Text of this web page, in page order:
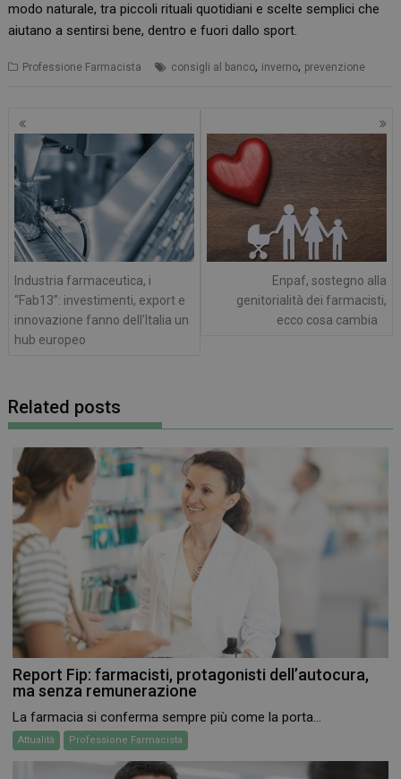
modo naturale, tra piccoli rituali quotidiani e scelte semplici che
aiutano a sentirsi bene, dentro e fuori dallo sport.
Professione Farmacista consigli al banco, inverno, prevenzione
Navigazione
articoli
Industria farmaceutica, i
“Fab13”: investimenti, export e
innovazione fanno dell’Italia un
hub europeo
Enpaf, sostegno alla
genitorialità dei farmacisti,
ecco cosa cambia
Related posts
Report Fip: farmacisti, protagonisti dell’autocura,
ma senza remunerazione
La farmacia si conferma sempre più come la porta...
Attualità Professione Farmacista